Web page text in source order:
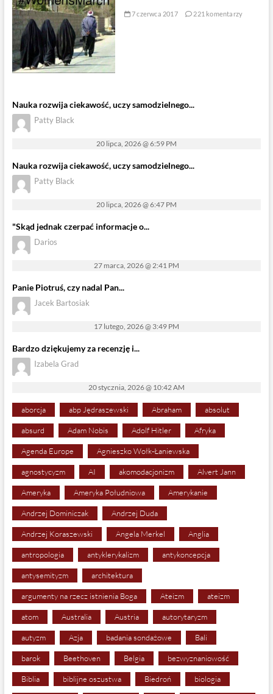
7 czerwca 2017 221 komentarzy
Nauka rozwija ciekawość, uczy samodzielnego...
Patty Black
20 lipca, 2026 @ 6:59 PM
Nauka rozwija ciekawość, uczy samodzielnego...
Patty Black
20 lipca, 2026 @ 6:47 PM
"Skąd jednak czerpać informacje o...
Darios
27 marca, 2026 @ 2:41 PM
Panie Piotruś, czy nadal Pan...
Jacek Bartosiak
17 lutego, 2026 @ 3:49 PM
Bardzo dziękujemy za recenzję i...
Izabela Grad
20 stycznia, 2026 @ 10:42 AM
aborcja abp Jędraszewski Abraham absolut
absurd Adam Nobis Adolf Hitler Afryka
Agenda Europe Agnieszko Wołk-Łaniewska
agnostycyzm AI akomodacjonizm Alvert Jann
Ameryka Ameryka Południowa Amerykanie
Andrzej Dominiczak Andrzej Duda
Andrzej Koraszewski Angela Merkel Anglia
antropologia antyklerykalizm antykoncepcja
antysemityzm architektura
argumenty na rzecz istnienia Boga Ateizm ateizm
atom Australia Austria autorytaryzm
autyzm Azja badania sondażowe Bali
barok Beethoven Belgia bezwyznaniowość
Biblia biblijne oszustwa Biedroń biologia